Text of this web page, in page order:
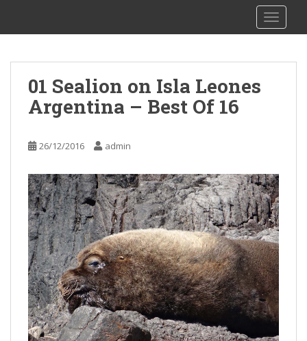
i
01 Sealion on Isla Leones
Argentina – Best Of 16
26/12/2016 admin